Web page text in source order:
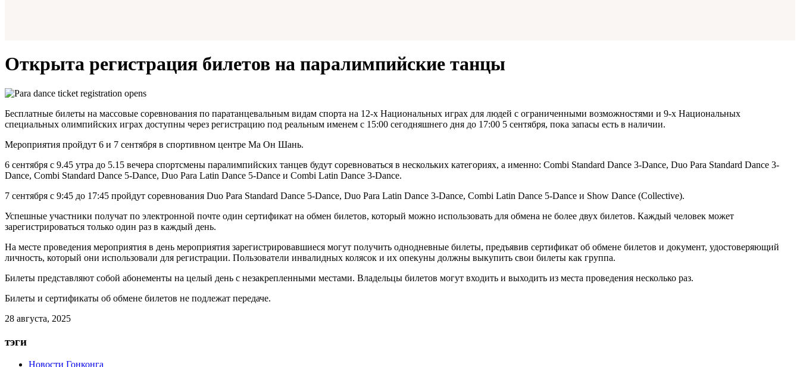
Открыта регистрация билетов на паралимпийские танцы
Бесплатные билеты на массовые соревнования по паратанцевальным видам спорта на 12-х Национальных играх для людей с ограниченными возможностями и 9-х Национальных
специальных олимпийских играх доступны через регистрацию под реальным именем с 15:00 сегодняшнего дня до 17:00 5 сентября, пока запасы есть в наличии.
Мероприятия пройдут 6 и 7 сентября в спортивном центре Ма Он Шань.
6 сентября с 9.45 утра до 5.15 вечера спортсмены паралимпийских танцев будут соревноваться в нескольких категориях, а именно: Combi Standard Dance 3-Dance, Duo Para Standard Dance 3-
Dance, Combi Standard Dance 5-Dance, Duo Para Latin Dance 5-Dance и Combi Latin Dance 3-Dance.
7 сентября с 9:45 до 17:45 пройдут соревнования Duo Para Standard Dance 5-Dance, Duo Para Latin Dance 3-Dance, Combi Latin Dance 5-Dance и Show Dance (Collective).
Успешные участники получат по электронной почте один сертификат на обмен билетов, который можно использовать для обмена не более двух билетов. Каждый человек может
зарегистрироваться только один раз в каждый день.
На месте проведения мероприятия в день мероприятия зарегистрировавшиеся могут получить однодневные билеты, предъявив сертификат об обмене билетов и документ, удостоверяющий
личность, который они использовали для регистрации. Пользователи инвалидных колясок и их опекуны должны выкупить свои билеты как группа.
Билеты представляют собой абонементы на целый день с незакрепленными местами. Владельцы билетов могут входить и выходить из места проведения несколько раз.
Билеты и сертификаты об обмене билетов не подлежат передаче.
28 августа, 2025
тэги
Новости Гонконга